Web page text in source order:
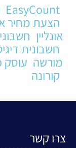
EasyCount
הצעת מחיר
אונליין
חשבונית
מורשה עוסק
קורונה
צרו קשר